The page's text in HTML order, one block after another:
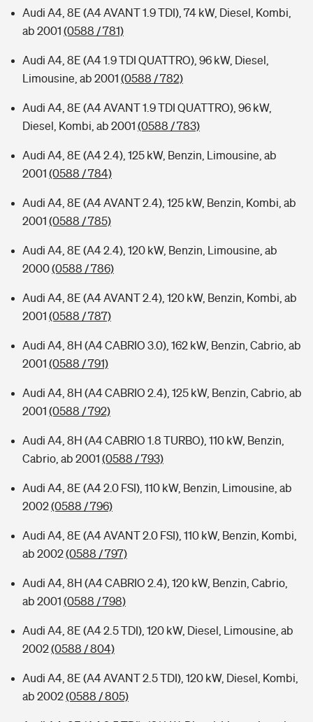
Audi A4, 8E (A4 AVANT 1.9 TDI), 74 kW, Diesel, Kombi,
ab 2001 (0588 / 781)
Audi A4, 8E (A4 1.9 TDI QUATTRO), 96 kW, Diesel,
Limousine, ab 2001 (0588 / 782)
Audi A4, 8E (A4 AVANT 1.9 TDI QUATTRO), 96 kW,
Diesel, Kombi, ab 2001 (0588 / 783)
Audi A4, 8E (A4 2.4), 125 kW, Benzin, Limousine, ab
2001 (0588 / 784)
Audi A4, 8E (A4 AVANT 2.4), 125 kW, Benzin, Kombi, ab
2001 (0588 / 785)
Audi A4, 8E (A4 2.4), 120 kW, Benzin, Limousine, ab
2000(0588 / 786)
Audi A4, 8E (A4 AVANT 2.4), 120 kW, Benzin, Kombi, ab
2001 (0588 / 787)
Audi A4, 8H (A4 CABRIO 3.0), 162 kW, Benzin, Cabrio, ab
2001 (0588 / 791)
Audi A4, 8H (A4 CABRIO 2.4), 125 kW, Benzin, Cabrio, ab
2001 (0588 / 792)
Audi A4, 8H (A4 CABRIO 1.8 TURBO), 110 kW, Benzin,
Cabrio, ab 2001 (0588 / 793)
Audi A4, 8E (A4 2.0 FSI), 110 kW, Benzin, Limousine, ab
2002(0588 / 796)
Audi A4, 8E (A4 AVANT 2.0 FSI), 110 kW, Benzin, Kombi,
ab 2002(0588 / 797)
Audi A4, 8H (A4 CABRIO 2.4), 120 kW, Benzin, Cabrio,
ab 2001 (0588 / 798)
Audi A4, 8E (A4 2.5 TDI), 120 kW, Diesel, Limousine, ab
2002(0588 / 804)
Audi A4, 8E (A4 AVANT 2.5 TDI), 120 kW, Diesel, Kombi,
ab 2002(0588 / 805)